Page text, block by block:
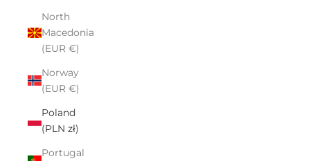
North
Macedonia
(EUR €)
Norway
(EUR €)
Poland
(PLN zł)
Portugal